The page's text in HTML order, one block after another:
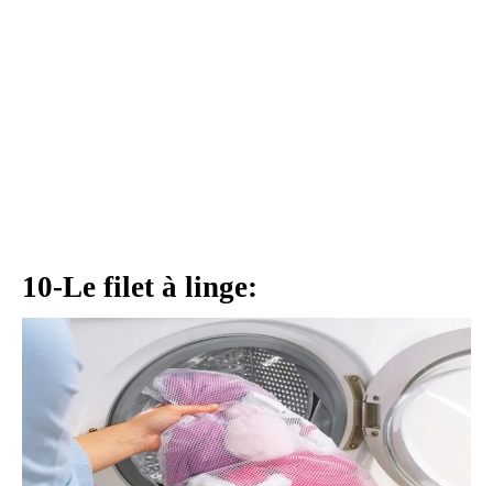
10-Le filet à linge: